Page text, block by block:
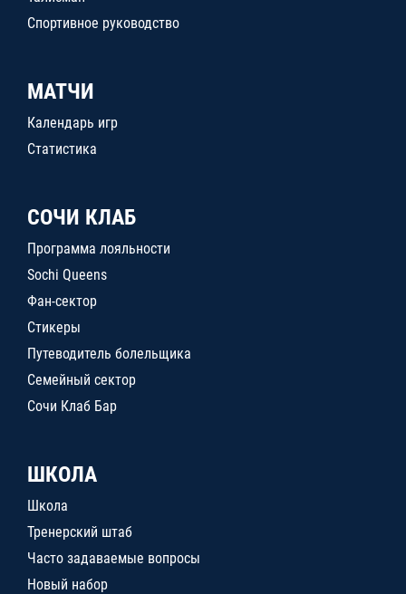
Спортивное руководство
МАТЧИ
Календарь игр
Статистика
СОЧИ КЛАБ
Программа лояльности
Sochi Queens
Фан-сектор
Стикеры
Путеводитель болельщика
Семейный сектор
Сочи Клаб Бар
ШКОЛА
Школа
Тренерский штаб
Часто задаваемые вопросы
Новый набор